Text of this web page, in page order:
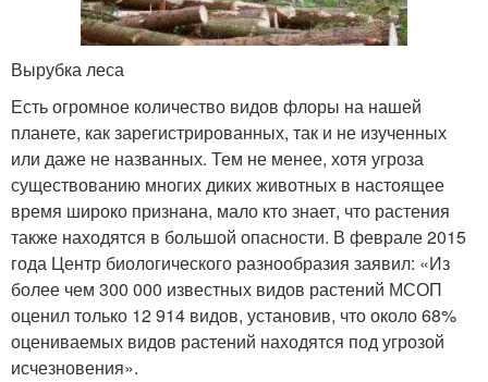
Вырубка леса
Есть огромное количество видов флоры на нашей
планете, как зарегистрированных, так и не изученных
или даже не названных. Тем не менее, хотя угроза
существованию многих диких животных в настоящее
время широко признана, мало кто знает, что растения
также находятся в большой опасности. В феврале 2015
года Центр биологического разнообразия заявил: «Из
более чем 300 000 известных видов растений МСОП
оценил только 12 914 видов, установив, что около 68%
оцениваемых видов растений находятся под угрозой
исчезновения».